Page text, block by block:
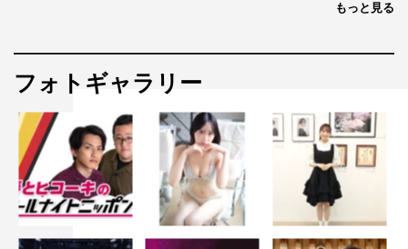
もっと見る
フォトギャラリー